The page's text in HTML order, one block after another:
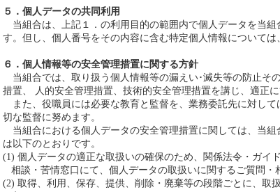
５．個人データの共同利用
当組合は、上記１．の利用目的の範囲内で個人データを当組
す。但し、個人番号をその内容に含む特定個人情報については
６．個人情報等の安全管理措置に関する方針
当組合では、取り扱う個人情報等の漏えい･滅失等の防止そ
措置、 人的安全管理措置、技術的安全管理措置を講じ、適正に
また、役職員には必要な教育と監督を、業務委託先に対し
切な監督に努めます。
当組合における個人データの安全管理措置に関しては、当
は以下のとおりです。
(1) 個人データの適正な取扱いの確保のため、関係法令・ガイ
相談・苦情窓口にて、個人データの取扱いに関するご質問・
(2) 取得、利用、保存、提供、削除・廃棄等の段階ごとに、取